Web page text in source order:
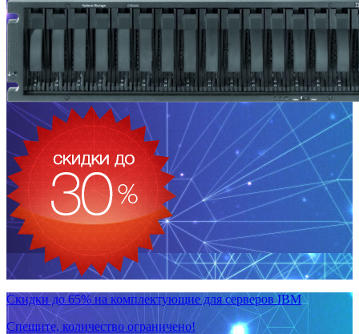
Скидки до 65% на комплектующие для серверов IBM
Спешите, количество ограничено!